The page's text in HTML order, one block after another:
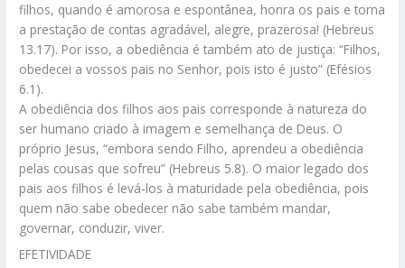
filhos, quando é amorosa e espontânea, honra os pais e torna
a prestação de contas agradável, alegre, prazerosa! (Hebreus
13.17). Por isso, a obediência é também ato de justiça: “Filhos,
obedecei a vossos pais no Senhor, pois isto é justo” (Efésios
6.1).
A obediência dos filhos aos pais corresponde à natureza do
ser humano criado à imagem e semelhança de Deus. O
próprio Jesus, “embora sendo Filho, aprendeu a obediência
pelas cousas que sofreu” (Hebreus 5.8). O maior legado dos
pais aos filhos é levá-los à maturidade pela obediência, pois
quem não sabe obedecer não sabe também mandar,
governar, conduzir, viver.
EFETIVIDADE